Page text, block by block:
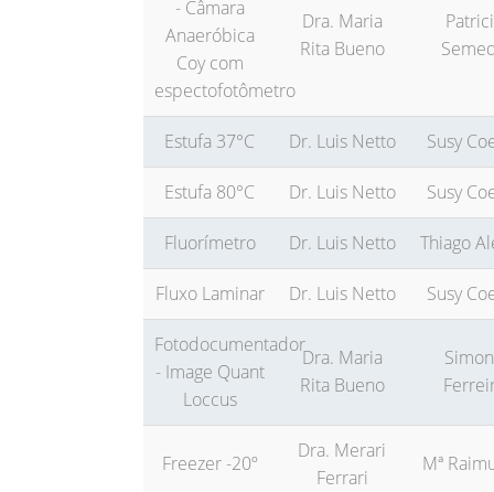
- Câmara
Anaeróbica
Coy com
espectofotômetro
Dra. Maria
Rita Bueno
Estufa 37°C Dr. Luis Netto Susy
Estufa 80°C Dr. Luis Netto Susy
Fluorímetro Dr. Luis Netto Thiago
Fluxo Laminar Dr. Luis Netto Susy
Fotodocumentador
- Image Quant
Loccus
Dra. Maria
Rita Bueno
Freezer -20º
Dra. Merari
Ferrari
Mª